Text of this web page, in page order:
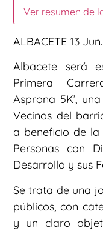
Ver resumen de
ALBACETE 13
Albacete será
Primera
Asprona 5K’,
Vecinos del
a beneficio de la
Personas con
Desarrollo y sus
Se trata de una
públicos, con
y un claro